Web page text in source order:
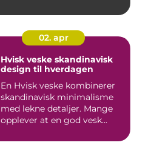
02. apr
Hvisk veske skandinavisk
design til hverdagen
En Hvisk veske kombinerer
skandinavisk minimalisme
med lekne detaljer. Mange
opplever at en god vesk...